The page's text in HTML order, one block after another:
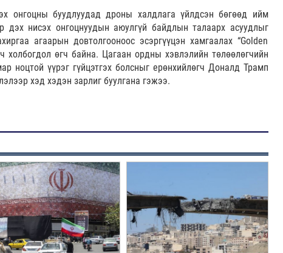
онгоцны буудлуудад дроны халдлага үйлдсэн бөгөөд ийм
дэх нисэх онгоцнуудын аюулгүй байдлын талаарх асуудлыг
агаарын довтолгооноос эсэргүүцэн хамгаалах “Golden
холбогдол өгч байна. Цагаан ордны хэвлэлийн төлөөлөгчийн
ноцтой үүрэг гүйцэтгэх болсныг ерөнхийлөгч Доналд Трамп
хэд хэдэн зарлиг буулгана гэжээ.